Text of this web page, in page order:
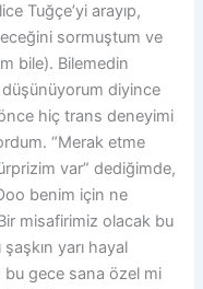
Tuğçe’yi arayıp,
sormuştum ve
bile). Bilemedin
düşünüyorum diyince
hiç trans deneyimi
“Merak etme
var” dediğimde,
benim için ne
misafirimiz olacak bu
yarı hayal
bu gece sana özel mi